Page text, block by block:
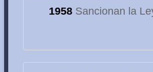
1958Sancionan la